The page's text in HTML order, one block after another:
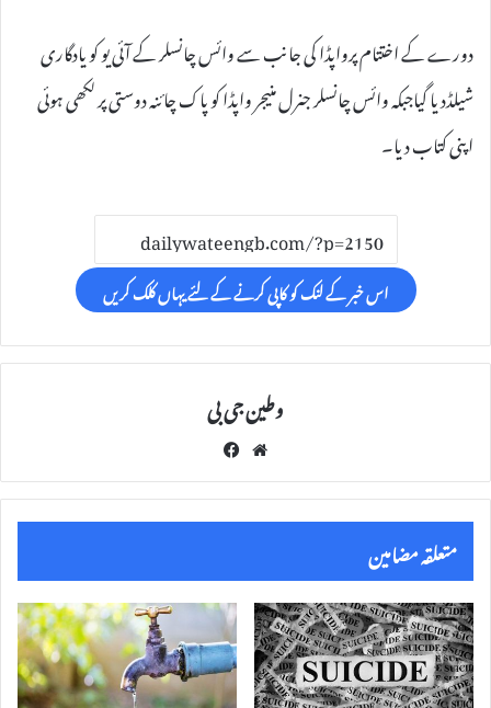
دورے کے اختتام پرواپڈا کی جانب سے وائس چانسلر کے آئی یو کو یادگاری
شیلڈدیا گیاجبکہ وائس چانسلر جنرل منیجر واپڈا کو پاک چائنہ دوستی پر لکھی ہوئی
اپنی کتاب دیا۔
اس خبر کے لنک کو کاپی کرنے کے لئے یہاں کلک کریں
وطین جی بی
We
bsi
te
eb
oo
k
متعلقہ مضامین